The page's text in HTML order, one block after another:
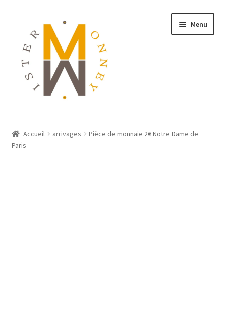
Menu
MONNAIES
Accueil arrivages
Pièce de monnaie 2€ Notre Dame de
Paris